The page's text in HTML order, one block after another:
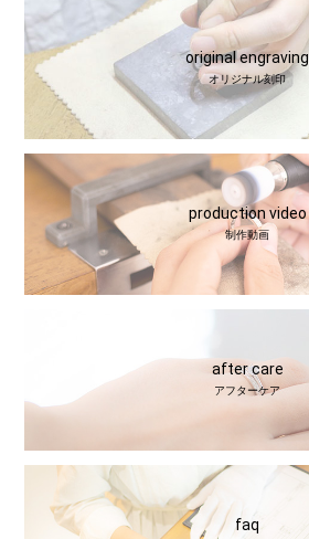
original engraving
オリジナル刻印
production video
制作動画
after care
アフターケア
faq